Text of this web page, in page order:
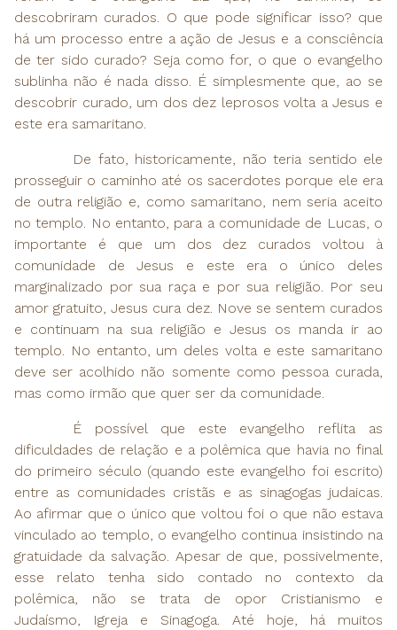
descobriram curados. O que pode significar isso? que
há um processo entre a ação de Jesus e a consciência
de ter sido curado? Seja como for, o que o evangelho
sublinha não é nada disso. É simplesmente que, ao se
descobrir curado, um dos dez leprosos volta a Jesus e
este era samaritano.
De fato, historicamente, não teria sentido ele
prosseguir o caminho até os sacerdotes porque ele era
de outra religião e, como samaritano, nem seria aceito
no templo. No entanto, para a comunidade de Lucas, o
importante é que um dos dez curados voltou à
comunidade de Jesus e este era o único deles
marginalizado por sua raça e por sua religião. Por seu
amor gratuito, Jesus cura dez. Nove se sentem curados
e continuam na sua religião e Jesus os manda ir ao
templo. No entanto, um deles volta e este samaritano
deve ser acolhido não somente como pessoa curada,
mas como irmão que quer ser da comunidade.
É possível que este evangelho reflita as
dificuldades de relação e a polêmica que havia no final
do primeiro século (quando este evangelho foi escrito)
entre as comunidades cristãs e as sinagogas judaicas.
Ao afirmar que o único que voltou foi o que não estava
vinculado ao templo, o evangelho continua insistindo na
gratuidade da salvação. Apesar de que, possivelmente,
esse relato tenha sido contado no contexto da
polêmica, não se trata de opor Cristianismo e
Judaísmo, Igreja e Sinagoga. Até hoje, há muitos